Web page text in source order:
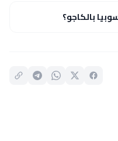
بالكاجو؟